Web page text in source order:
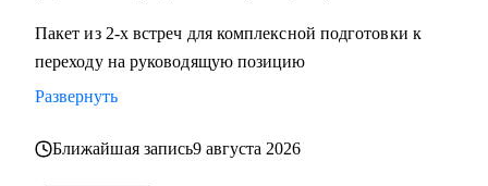
• Проработка навыков построения и мотивации команды;
• Стратегическое планирование и целеполагание;
• Определение истинных целей и мотиваций;
• Определение ограничений и их проработка;
Пакет из 2-х встреч для комплексной подготовки к
переходу на руководящую позицию
Развернуть
Ближайшая запись9 августа 2026